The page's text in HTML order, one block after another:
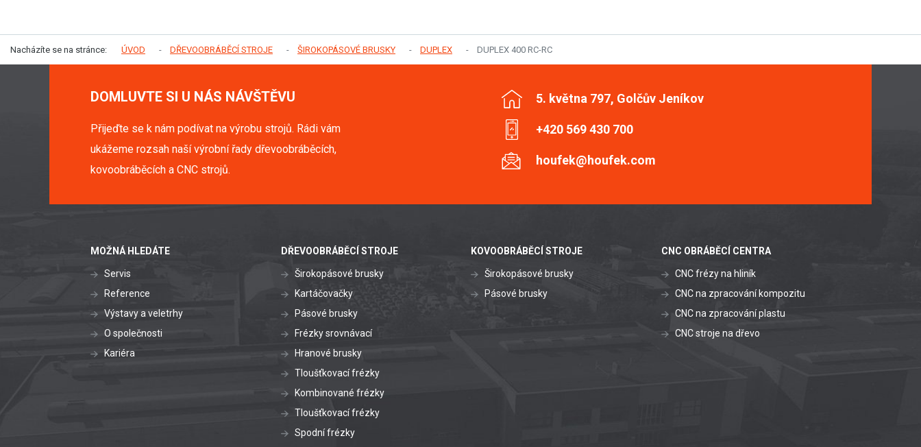
Nacházíte se na stránce: ÚVOD DŘEVOOBRÁBĚCÍ STROJE ŠIROKOPÁSOVÉ BRUSKY DUPLEX DUPLEX 400 RC-RC
DOMLUVTE SI U NÁS NÁVŠTĚVU
Přijeďte se k nám podívat na výrobu strojů. Rádi vám
ukážeme rozsah naší výrobní řady dřevoobráběcích,
kovoobráběcích a CNC strojů.
5. května 797, Golčův Jeníkov
+420 569 430 700
houfek@houfek.com
MOŽNÁ HLEDÁTE
Servis
Reference
Výstavy a veletrhy
O společnosti
Kariéra
DŘEVOOBRÁBĚCÍ STROJE
Širokopásové brusky
Kartáčovačky
Pásové brusky
Frézky srovnávací
Hranové brusky
Tloušťkovací frézky
Kombinované frézky
Tloušťkovací frézky
Spodní frézky
KOVOOBRÁBĚCÍ STROJE
Širokopásové brusky
Pásové brusky
CNC OBRÁBĚCÍ CENTRA
CNC frézy na hliník
CNC na zpracování kompozitu
CNC na zpracování plastu
CNC stroje na dřevo